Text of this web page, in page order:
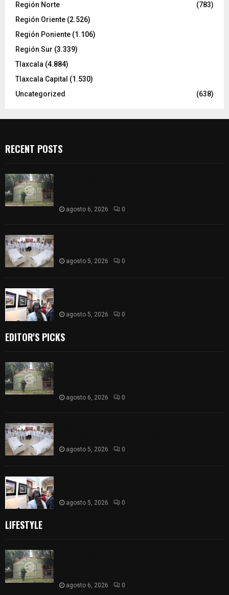
Región Norte
(783)
Región Oriente (2.526)
Región Poniente (1.106)
Región Sur (3.339)
Tlaxcala (4.884)
Tlaxcala Capital (1.530)
Uncategorized
(638)
RECENT POSTS
agosto 6, 2026 0
agosto 5, 2026 0
agosto 5, 2026 0
EDITOR'S PICKS
agosto 6, 2026 0
agosto 5, 2026 0
agosto 5, 2026 0
LIFESTYLE
agosto 6, 2026 0